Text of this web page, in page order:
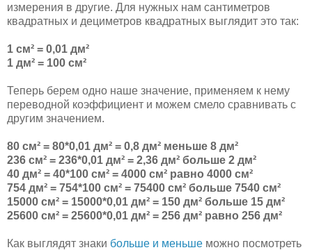
измерения в другие. Для нужных нам сантиметров
квадратных и дециметров квадратных выглядит это так:
1 см² = 0,01 дм²
1 дм² = 100 см²
Теперь берем одно наше значение, применяем к нему
переводной коэффициент и можем смело сравнивать с
другим значением.
80 см² = 80*0,01 дм² = 0,8 дм² меньше 8 дм²
236 см² = 236*0,01 дм² = 2,36 дм² больше 2 дм²
40 дм² = 40*100 см² = 4000 см² равно 4000 см²
754 дм² = 754*100 см² = 75400 см² больше 7540 см²
15000 см² = 15000*0,01 дм² = 150 дм² больше 15 дм²
25600 см² = 25600*0,01 дм² = 256 дм² равно 256 дм²
Как выглядят знаки больше и меньше можно посмотреть